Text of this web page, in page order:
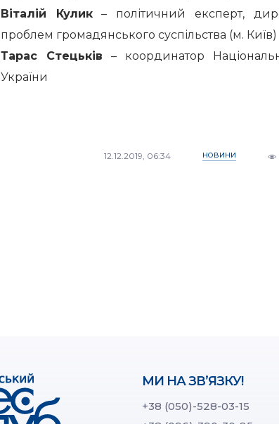
Віталій Кулик– політичний експерт,
проблем громадянського суспільства (м. Київ)
Тарас Стецьків – координатор
України
12.12.2019, 06:34 НОВИНИ
МИ НА ЗВ’ЯЗКУ!
+38 (050)-528-03-15